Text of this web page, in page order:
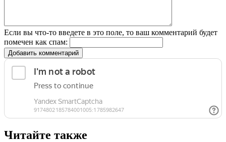
Если вы что-то введете в это поле, то ваш комментарий будет
помечен как спам:
Добавить комментарий
Читайте также